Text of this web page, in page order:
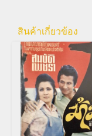
สินค้าเกี่ยวข้อง